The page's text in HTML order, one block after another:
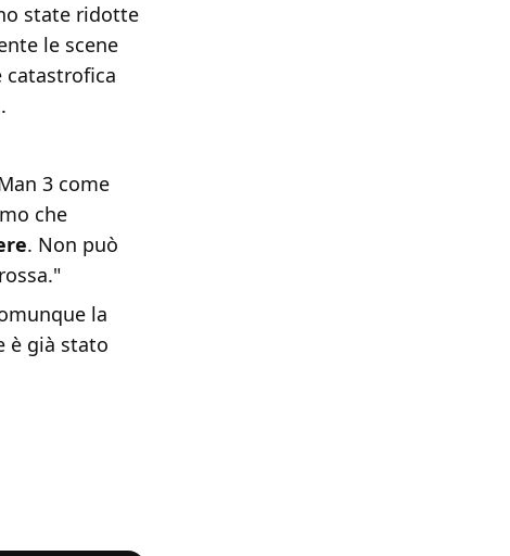
state ridotte
le scene
catastrofica
3 come
che
. Non può
la
è già stato